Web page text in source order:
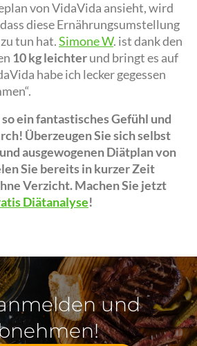
von VidaVida ansieht, wird
diese Ernährungsumstellung
tun hat.Simone W. ist dank den
10 kg leichterund bringt es auf
habe ich lecker gegessen
ein fantastisches Gefühl und
Überzeugen Sie sich selbst
ausgewogenen Diätplan von
Sie bereits in kurzer Zeit
Verzicht. Machen Sie jetzt
Diätanalyse!
und